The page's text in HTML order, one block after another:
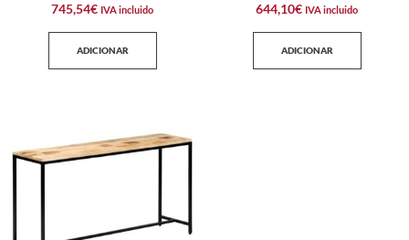
745,54€ IVA incluido
ADICIONAR
644,10€ IVA incluido
ADICIONAR